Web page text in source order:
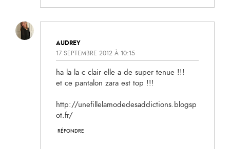
AUDREY
17 SEPTEMBRE 2012 À 10:15
ha la la c clair elle a de super tenue !!!
et ce pantalon zara est top !!!
http://unefillelamodedesaddictions.blogsp
ot.fr/
RÉPONDRE